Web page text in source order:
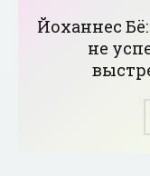
Йоханнес
не